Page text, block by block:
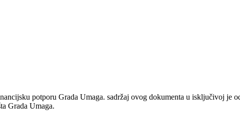
potporu Grada Umaga. sadržaj ovog dokumenta u isključivoj je
Grada Umaga.